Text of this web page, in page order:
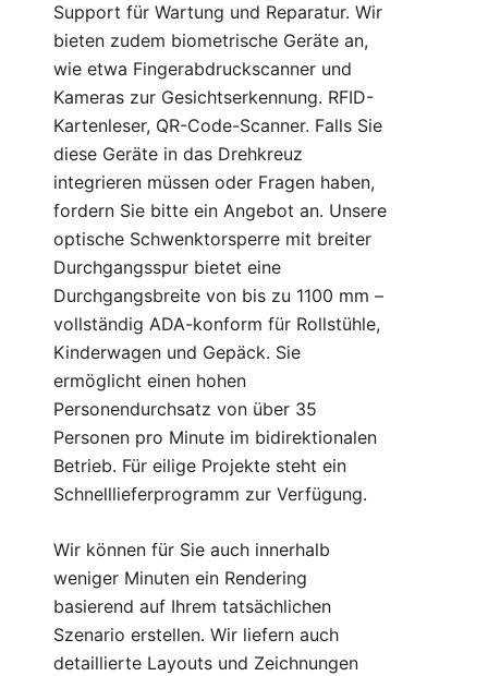
Support für Wartung und Reparatur. Wir
bieten zudem biometrische Geräte an,
wie etwa Fingerabdruckscanner und
Kameras zur Gesichtserkennung. RFID-
Kartenleser, QR-Code-Scanner. Falls Sie
diese Geräte in das Drehkreuz
integrieren müssen oder Fragen haben,
fordern Sie bitte ein Angebot an. Unsere
optische Schwenktorsperre mit breiter
Durchgangsspur bietet eine
Durchgangsbreite von bis zu 1100 mm –
vollständig ADA-konform für Rollstühle,
Kinderwagen und Gepäck. Sie
ermöglicht einen hohen
Personendurchsatz von über 35
Personen pro Minute im bidirektionalen
Betrieb. Für eilige Projekte steht ein
Schnelllieferprogramm zur Verfügung.
Wir können für Sie auch innerhalb
weniger Minuten ein Rendering
basierend auf Ihrem tatsächlichen
Szenario erstellen. Wir liefern auch
detaillierte Layouts und Zeichnungen